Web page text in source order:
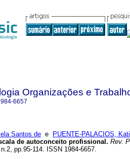
Organizações e
6657
Santos de e PUENTE-PALACIOS,
de autoconceito profissional. Rev.
pp.95-114. ISSN 1984-6657.